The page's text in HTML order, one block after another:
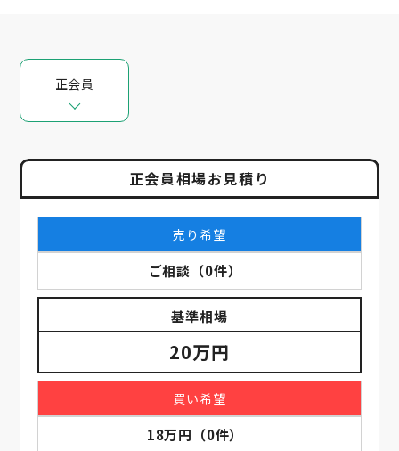
正会員
正会員相場お見積り
売り希望
ご相談 （0件）
基準相場
20万円
買い希望
18万円 （0件）